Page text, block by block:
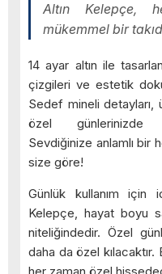
Altın Kelepçe,
mükemmel bir
14 ayar altın ile
çizgileri ve estetik
Sedef mineli detayları,
özel günlerinizde
Sevdiğinize anlamlı bir
size göre!
Günlük kullanım için
Kelepçe, hayat boyu
niteliğindedir. Özel
daha da özel